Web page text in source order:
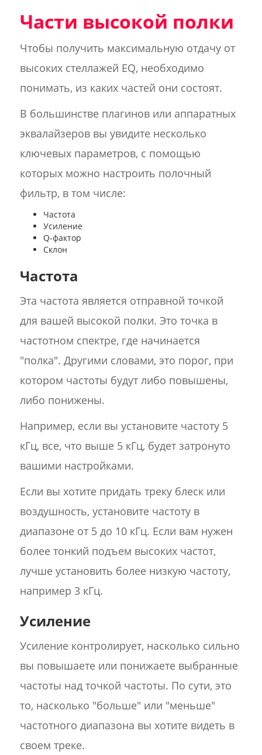
Части высокой полки
Чтобы получить максимальную отдачу от
высоких стеллажей EQ, необходимо
понимать, из каких частей они состоят.
В большинстве плагинов или аппаратных
эквалайзеров вы увидите несколько
ключевых параметров, с помощью
которых можно настроить полочный
фильтр, в том числе:
Частота
Усиление
Q-фактор
Склон
Частота
Эта частота является отправной точкой
для вашей высокой полки. Это точка в
частотном спектре, где начинается
"полка". Другими словами, это порог, при
котором частоты будут либо повышены,
либо понижены.
Например, если вы установите частоту 5
кГц, все, что выше 5 кГц, будет затронуто
вашими настройками.
Если вы хотите придать треку блеск или
воздушность, установите частоту в
диапазоне от 5 до 10 кГц. Если вам нужен
более тонкий подъем высоких частот,
лучше установить более низкую частоту,
например 3 кГц.
Усиление
Усиление контролирует, насколько сильно
вы повышаете или понижаете выбранные
частоты над точкой частоты. По сути, это
то, насколько "больше" или "меньше"
частотного диапазона вы хотите видеть в
своем треке.